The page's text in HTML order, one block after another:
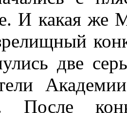
И какая же
две
После